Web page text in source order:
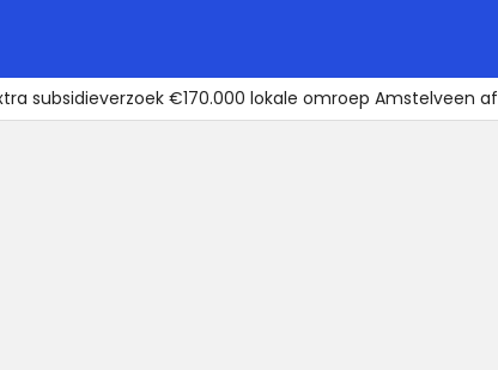
subsidieverzoek €170.000 lokale omroep Amstelveen af